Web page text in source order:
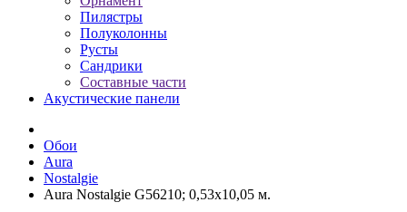
Пилястры
Полуколонны
Русты
Сандрики
Составные части
Акустические панели
Обои
Aura
Nostalgie
Aura Nostalgie G56210; 0,53х10,05 м.